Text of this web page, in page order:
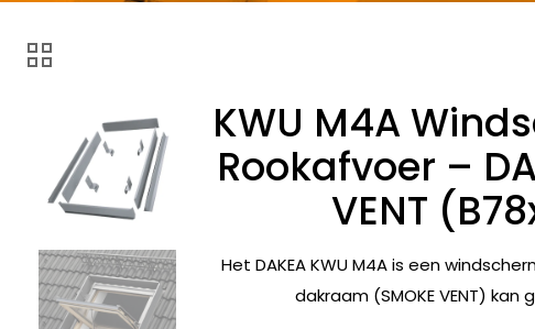
KWU M4A
Rookafvoer –
VENT
Het DAKEA KWU M4A is een
dakraam (SMOKE VENT)